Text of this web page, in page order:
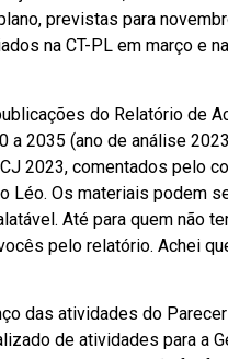
previstas para
na CT-PL em março e
do Relatório de
a 2035 (ano de análise
2023, comentados pelo
Léo. Os materiais podem
Até para quem não
pelo relatório. Achei
das atividades do Parecer
de atividades para a